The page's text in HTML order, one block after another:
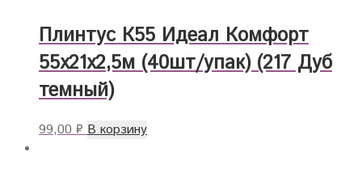
Плинтус К55 Идеал Комфорт
55х21х2,5м (40шт/упак) (217 Дуб
темный)
99,00₽ В корзину